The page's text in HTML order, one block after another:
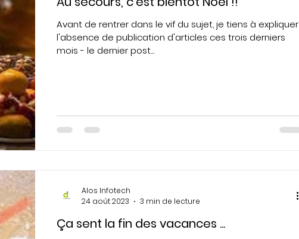
Avant de rentrer dans le vif du sujet, je tiens à expliquer
l'absence de publication d'articles ces trois derniers
mois - le dernier post...
Ça sent la fin des vacances ...
Alos Infotech
24 août 2023
3 min de lecture